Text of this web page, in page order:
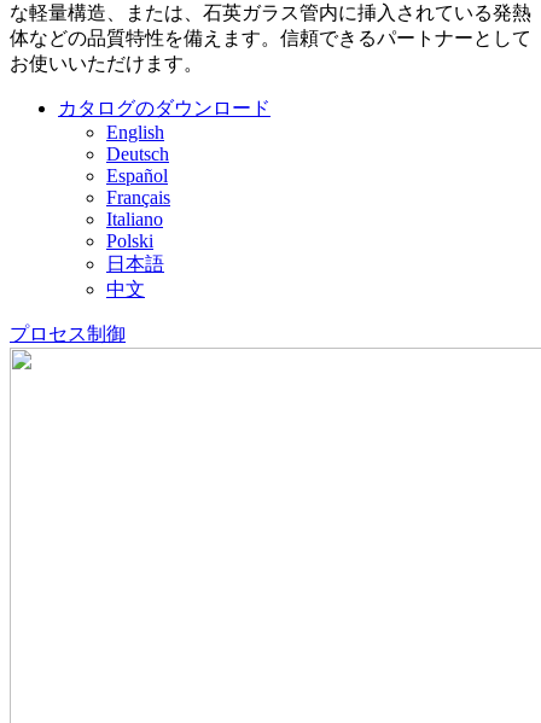
な軽量構造、または、石英ガラス管内に挿入されている発熱
体などの品質特性を備えます。信頼できるパートナーとして
お使いいただけます。
カタログのダウンロード
English
Deutsch
Español
Français
Italiano
Polski
日本語
中文
プロセス制御